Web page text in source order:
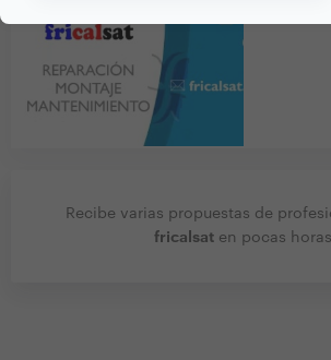
Recibe varias propuestas de
fricalsaten pocas